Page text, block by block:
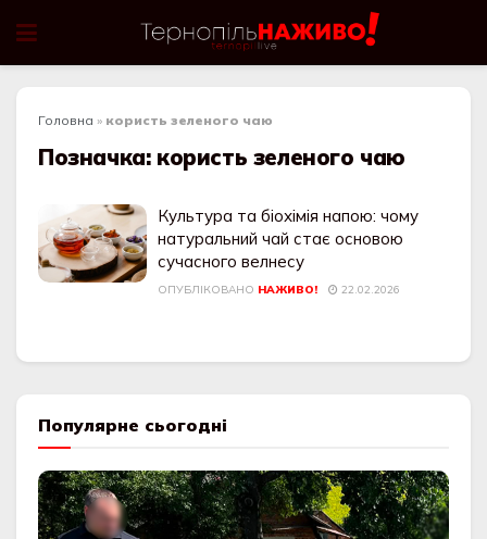
Головна » користь зеленого чаю
Позначка: користь зеленого чаю
Культура та біохімія напою: чому
натуральний чай стає основою
сучасного велнесу
ОПУБЛІКОВАНО НАЖИВО! 22.02.2026
Популярне сьогодні